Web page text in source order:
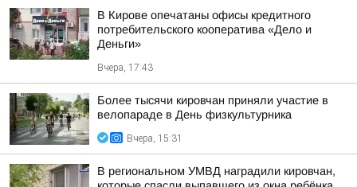
В Кирове опечатаны офисы кредитного
потребительского кооператива «Дело и
Деньги»
Вчера, 17:43
Более тысячи кировчан приняли участие в
велопараде в День физкультурника
Вчера, 15:31
В региональном УМВД наградили кировчан,